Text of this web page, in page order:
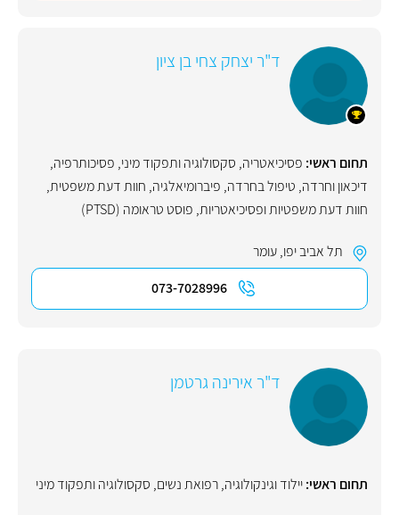
ד"ר יצחק צחי בן ציון
תחום ראשי: פסיכיאטריה, סקסולוגיה ותפקוד מיני, פסיכותרפיה,
דיכאון וחרדה, טיפול בחרדה, פיברומיאלגיה, חוות דעת משפטית,
חוות דעת משפטיות ופסיכיאטריות, פוסט טראומה (PTSD)
תל אביב יפו,עומר
073-7028996
ד"ר אירינה גרטמן
תחום ראשי:יילוד וגינקולוגיה, רפואת נשים, סקסולוגיה ותפקוד מיני